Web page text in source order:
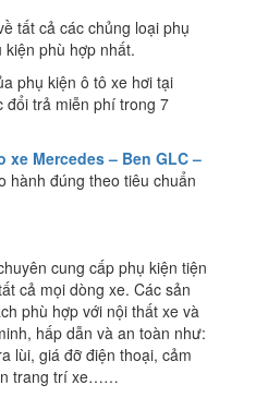
tất cả các chủng loại phụ
phù hợp nhất.
phụ kiện ô tô xe hơi tại
đổi trả miễn phí trong 7
Mercedes – Ben GLC –
hành đúng theo tiêu chuẩn
cung cấp phụ kiện tiện
cả mọi dòng xe. Các sản
phù hợp với nội thất xe và
hấp dẫn và an toàn như:
lùi, giá đỡ điện thoại, cảm
trang trí xe……